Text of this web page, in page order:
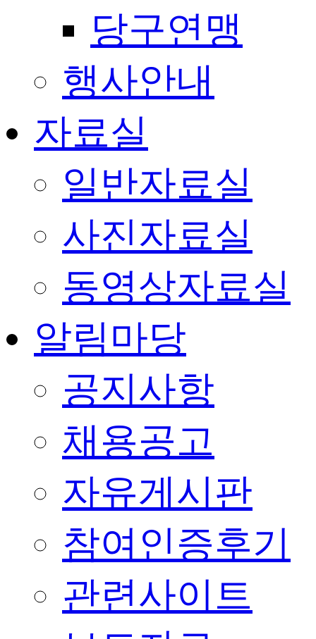
당구연맹
행사안내
자료실
일반자료실
사진자료실
동영상자료실
알림마당
공지사항
채용공고
자유게시판
참여인증후기
관련사이트